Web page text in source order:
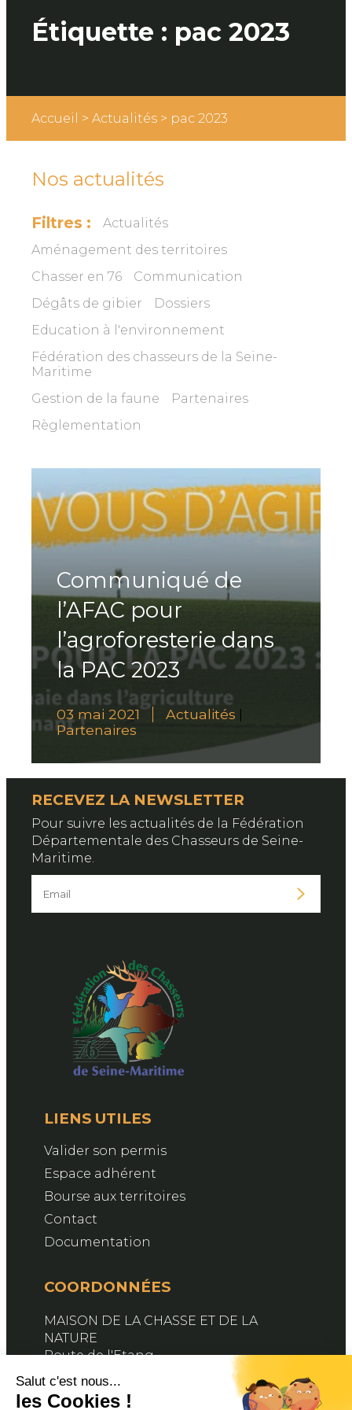
Étiquette : pac 2023
Accueil > Actualités > pac 2023
Nos actualités
Filtres :
Actualités
Aménagement des territoires
Chasser en 76
Communication
Dégâts de gibier
Dossiers
Education à l'environnement
Fédération des chasseurs de la Seine-
Maritime
Gestion de la faune
Partenaires
Règlementation
Communiqué de
l’AFAC pour
l’agroforesterie dans
la PAC 2023
03 mai 2021 Actualités
Partenaires
RECEVEZ LA NEWSLETTER
Pour suivre les actualités de la Fédération
Départementale des Chasseurs de Seine-
Maritime.
LIENS UTILES
Valider son permis
Espace adhérent
Bourse aux territoires
Contact
Documentation
COORDONNÉES
MAISON DE LA CHASSE ET DE LA
NATURE
Route de l'Etang
76890 BELLEVILLE-EN-CAUX
Contactez-nous